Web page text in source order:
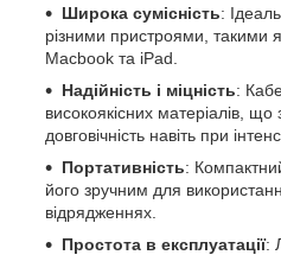
Широка сумісність:
різними пристроями, такими
Macbook та iPad.
Надійність і міцність:
високоякісних матеріалів, що
довговічність навіть при
Портативність:
його зручним для
відрядженнях.
Простота в експлуатації: